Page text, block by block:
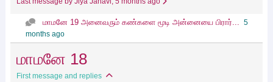
மாமனே 19 அனைவரும் கண்களை மூடி அன்னையை பிரார்... 5
months ago
மாமனே 18
First message and replies